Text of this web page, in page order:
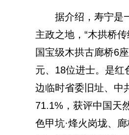
据介绍，寿宁是一
主政之地，“木拱桥
国宝级木拱古廊桥6
元、18位进士。是
边临时省委旧址、中
71.1%，获评中国天
色甲坑·烽火岗垅、